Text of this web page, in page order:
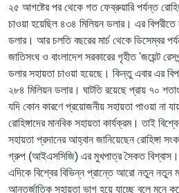
২৫ আগষ্টের পর থেকে গত ফেব্রুয়ারি পর্যন্ত
চাওয়া হয়েছিল ৪৩৪ মিলিয়ন ডলার। এর বিপরীতে
ডলার। আর চলতি বছরের মার্চ থেকে ডিসেম্বর
জাতিসংঘ ও বাংলাদেশ সরকারের গৃহীত 'জয়েন্ট
ডলার সহায়তা চাওয়া হয়েছে। কিন্তু এবার এর
২৮৪ মিলিয়ন ডলার। ঘাটতি রয়েছে প্রায় ৭০
যদি কোন কারণে প্রয়োজনীয় সহায়তা পাওয়া না
রোহিঙ্গাদের মানবিক সহায়তা কার্যক্রম। তাই
সহায়তা প্রদানের আহ্বান জানিয়েছেন রোহিঙ্গা
গ্রুপ (আইএসসিজি) এর মুখপাত্র সৈকত বিশ্বাস।
এদিকে বিশ্বের বিভিন্ন প্রান্তে আরো নতুন নতুন
আন্তর্জাতিক সহায়তা ভাগ হয়ে যাচ্ছে বলে মনে